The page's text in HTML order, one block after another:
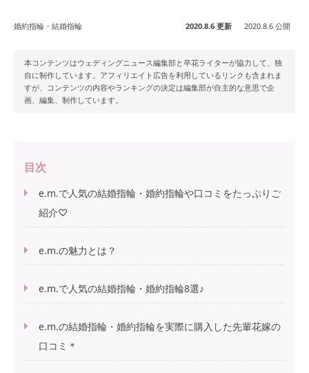
婚約指輪・結婚指輪 2020.8.6 更新 2020.8.6 公開
本コンテンツはウェディングニュース編集部と卒花ライターが協力して、独
自に制作しています。アフィリエイト広告を利用しているリンクも含まれま
すが、コンテンツの内容やランキングの決定は編集部が自主的な意思で企
画、編集、制作しています。
目次
e.m.で人気の結婚指輪・婚約指輪や口コミをたっぷりご
紹介♡
e.m.の魅力とは？
e.m.で人気の結婚指輪・婚約指輪8選♪
e.m.の結婚指輪・婚約指輪を実際に購入した先輩花嫁の
口コミ＊